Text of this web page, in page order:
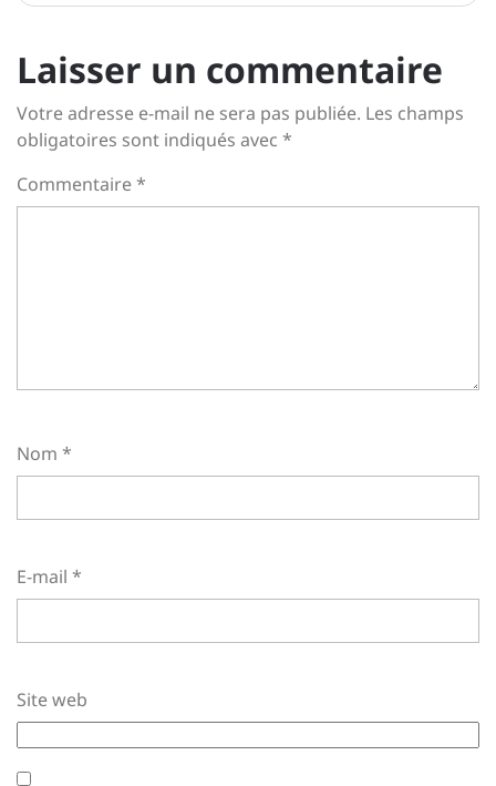
Laisser un commentaire
Votre adresse e-mail ne sera pas publiée. Les champs
obligatoires sont indiqués avec *
Commentaire*
Nom *
E-mail *
Site web